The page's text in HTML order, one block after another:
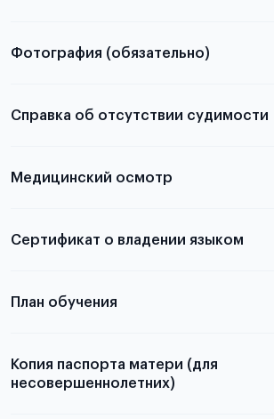
абитуриентов, изложена в статье.
Фотография (обязательно)
принимаются
Справка об отсутствии судимости
Медицинский осмотр
Для примеров заполнения и
Сертификат о владении языком
План обучения
Копия паспорта матери (для
несовершеннолетних)